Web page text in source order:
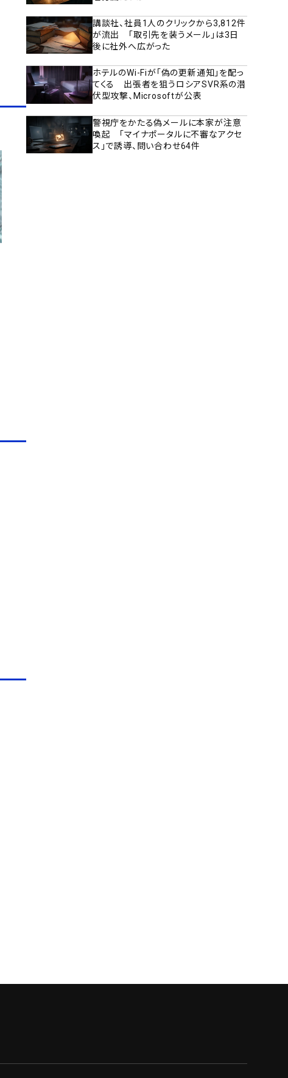
講談社、社員1人のクリックから3,812件
が流出 「取引先を装うメール」は3日
後に社外へ広がった
ホテルのWi-Fiが「偽の更新通知」を配っ
てくる 出張者を狙うロシアSVR系の潜
伏型攻撃、Microsoftが公表
警視庁をかたる偽メールに本家が注意
喚起 「マイナポータルに不審なアクセ
ス」で誘導、問い合わせ64件